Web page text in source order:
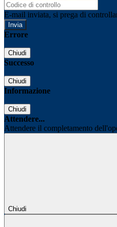
E-mail inviata, si prega di
Errore
Chiudi
Successo
Chiudi
Informazione
Chiudi
Attendere...
Attendere il completamento
Chiudi